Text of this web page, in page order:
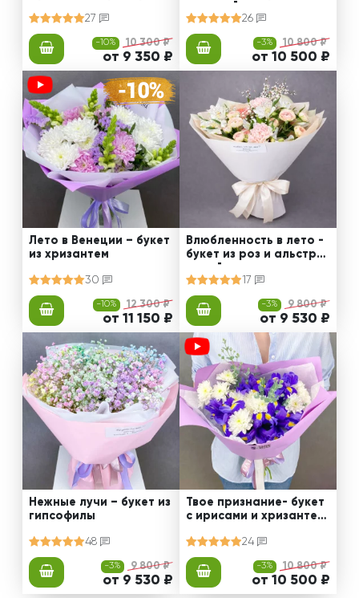
27
-10% 10 300 ₽
от 9 350 ₽
ромерий и калл
26
-3% 10 800 ₽
от 10 500 ₽
Лето в Венеции – букет
из хризантем
30
-10% 12 300 ₽
от 11 150 ₽
Влюбленность в лето -
букет из роз и альстро
мерий
17
-3% 9 800 ₽
от 9 530 ₽
Нежные лучи – букет из
гипсофилы
48
-3% 9 800 ₽
от 9 530 ₽
Твое признание- букет
с ирисами и хризантем
24
-3% 10 800 ₽
от 10 500 ₽